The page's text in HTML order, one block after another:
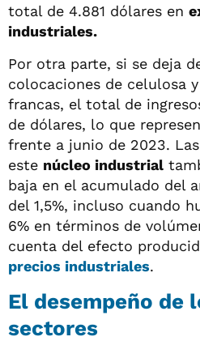
total de 4.881 dólares en
industriales.
Por otra parte, si se deja
colocaciones de celulosa
francas, el total de
de dólares, lo que
frente a junio de 2023.
este núcleo industrial
baja en el acumulado del
del 1,5%, incluso cuando
6% en términos de
cuenta del efecto
precios industriales.
El desempeño de
sectores